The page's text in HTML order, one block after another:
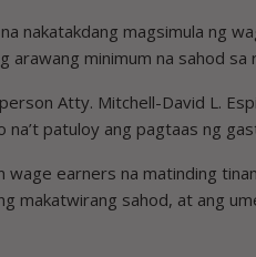
nakatakdang magsimula ng
minimum na sahod sa
Atty. Mitchell-David L.
patuloy ang pagtaas ng
earners na matinding
makatwirang sahod, at ang